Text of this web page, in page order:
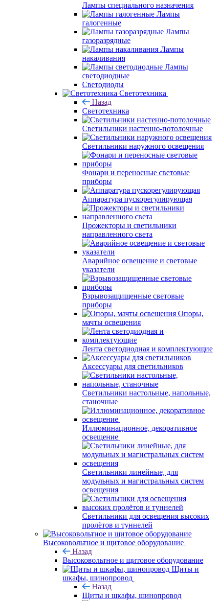
Лампы специального назначения
Лампы
галогенные
Лампы
газоразрядные
Лампы
накаливания
Лампы
светодиодные
Светодиоды
Светотехника
Назад
Светотехника
Светильники настенно-потолочные
Светильники наружного освещения
Фонари и переносные световые
приборы
Аппаратура пускорегулирующая
Прожекторы и светильники
направленного света
Аварийное освещение и световые
указатели
Взрывозащищенные световые
приборы
Опоры,
мачты освещения
Лента светодиодная и комплектующие
Аксессуары для светильников
Светильники настольные, напольные,
станочные
Иллюминационное, декоративное
освещение
Светильники линейные, для
модульных и магистральных систем
освещения
Светильники для освещения высоких
пролётов и туннелей
Высоковольтное и щитовое оборудование
Назад
Высоковольтное и щитовое оборудование
Щиты и
шкафы, шинопровод
Назад
Щиты и шкафы, шинопровод